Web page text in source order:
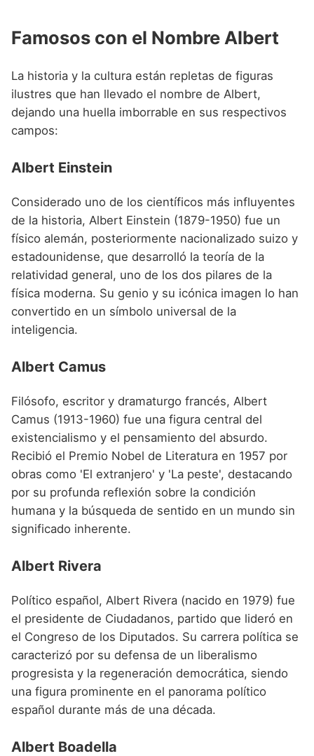
Famosos con el Nombre Albert
La historia y la cultura están repletas de figuras
ilustres que han llevado el nombre de Albert,
dejando una huella imborrable en sus respectivos
campos:
Albert Einstein
Considerado uno de los científicos más influyentes
de la historia, Albert Einstein (1879-1950) fue un
físico alemán, posteriormente nacionalizado suizo y
estadounidense, que desarrolló la teoría de la
relatividad general, uno de los dos pilares de la
física moderna. Su genio y su icónica imagen lo han
convertido en un símbolo universal de la
inteligencia.
Albert Camus
Filósofo, escritor y dramaturgo francés, Albert
Camus (1913-1960) fue una figura central del
existencialismo y el pensamiento del absurdo.
Recibió el Premio Nobel de Literatura en 1957 por
obras como 'El extranjero' y 'La peste', destacando
por su profunda reflexión sobre la condición
humana y la búsqueda de sentido en un mundo sin
significado inherente.
Albert Rivera
Político español, Albert Rivera (nacido en 1979) fue
el presidente de Ciudadanos, partido que lideró en
el Congreso de los Diputados. Su carrera política se
caracterizó por su defensa de un liberalismo
progresista y la regeneración democrática, siendo
una figura prominente en el panorama político
español durante más de una década.
Albert Boadella